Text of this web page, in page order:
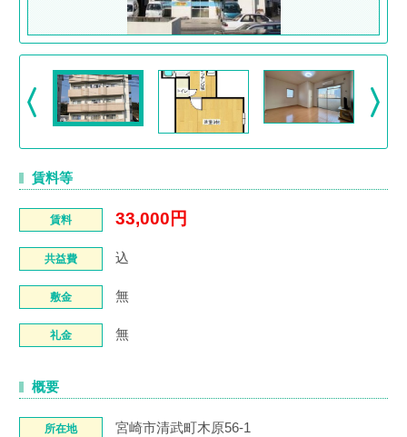
賃料等
賃料 33,000円
共益費 込
敷金 無
礼金 無
概要
所在地 宮崎市清武町木原56-1